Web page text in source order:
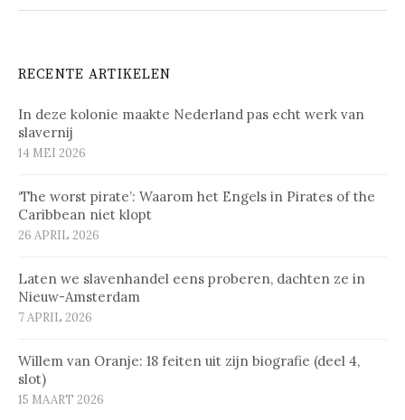
RECENTE ARTIKELEN
In deze kolonie maakte Nederland pas echt werk van
slavernij
14 MEI 2026
‘The worst pirate’: Waarom het Engels in Pirates of the
Caribbean niet klopt
26 APRIL 2026
Laten we slavenhandel eens proberen, dachten ze in
Nieuw-Amsterdam
7 APRIL 2026
Willem van Oranje: 18 feiten uit zijn biografie (deel 4,
slot)
15 MAART 2026